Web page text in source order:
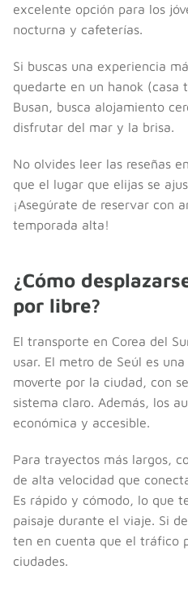
excelente opción para los
nocturna y cafeterías.
Si buscas una experiencia
quedarte en un hanok (casa
Busan, busca alojamiento
disfrutar del mar y la brisa.
No olvides leer las reseñas
que el lugar que elijas se
¡Asegúrate de reservar con
temporada alta!
¿Cómo
por libre?
El transporte en Corea del
usar. El metro de Seúl es
moverte por la ciudad, con
sistema claro. Además, los
económica y accesible.
Para trayectos más largos,
de alta velocidad que
Es rápido y cómodo, lo que
paisaje durante el viaje. Si
ten en cuenta que el tráfico
ciudades.